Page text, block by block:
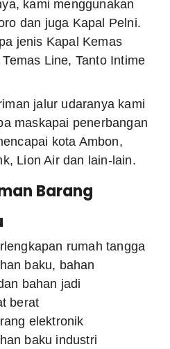
kami menggunakan
dan juga Kapal Pelni.
jenis Kapal Kemas
Line, Tanto Intime
jalur udaranya kami
maskapai penerbangan
kota Ambon,
Lion Air dan lain-lain.
Barang
rumah tangga
baku, bahan
bahan jadi
berat
elektronik
baku industri